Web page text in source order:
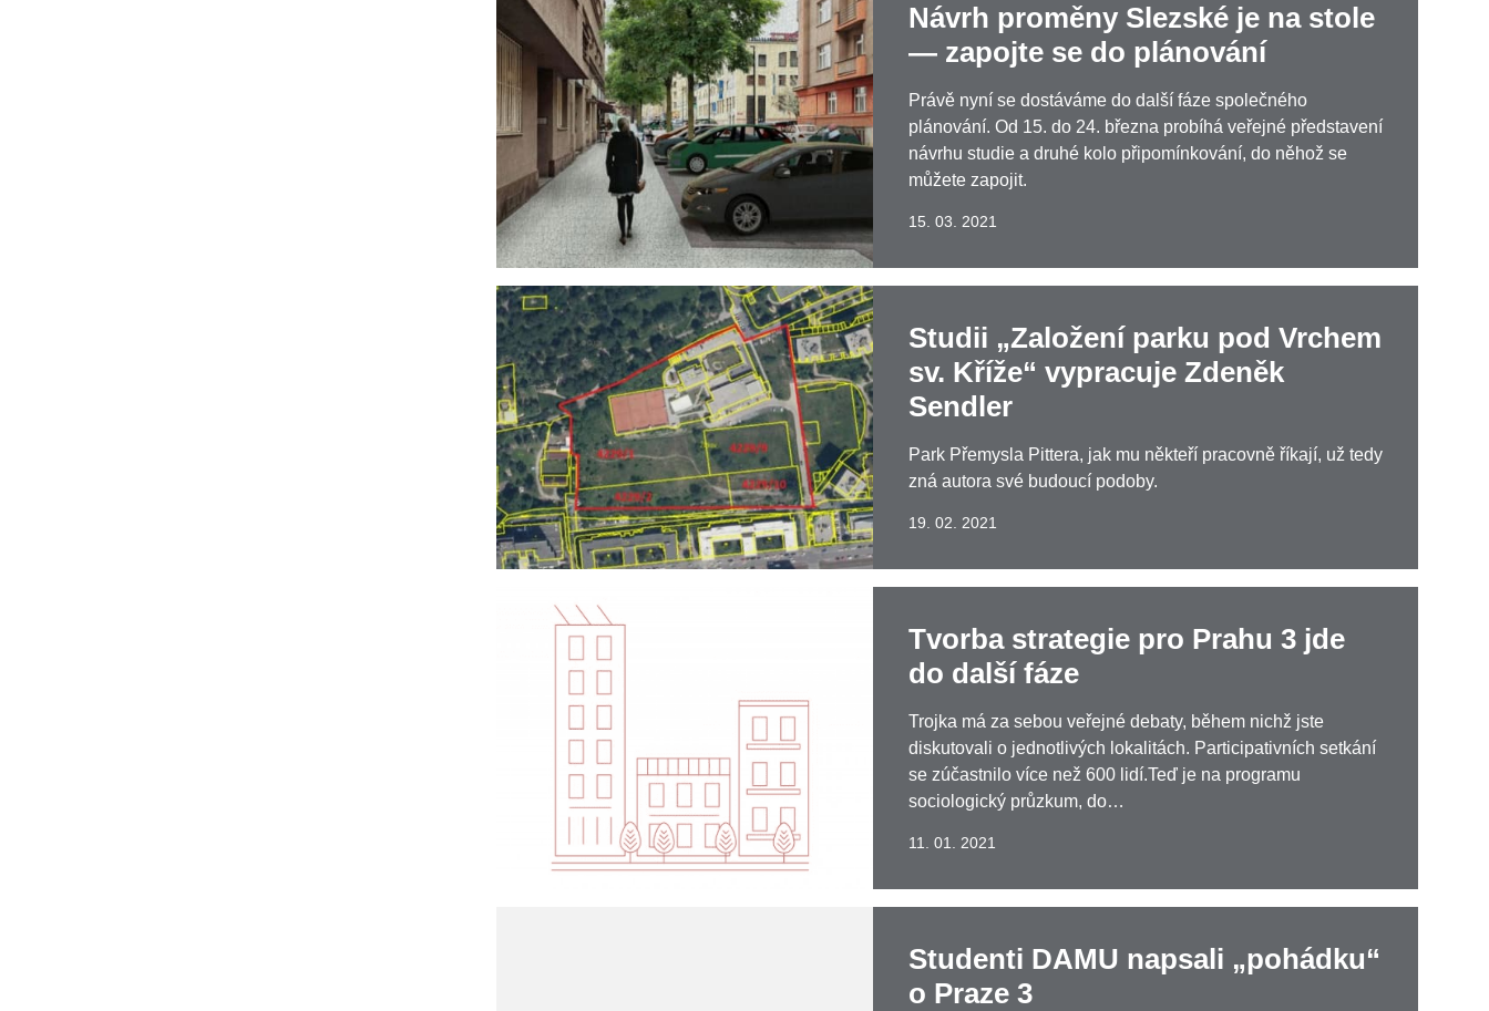
Návrh proměny Slezské je na stole
— zapojte se do plánování
Právě nyní se dostáváme do další fáze společného
plánování. Od 15. do 24. března probíhá veřejné představení
návrhu studie a druhé kolo připomínkování, do něhož se
můžete zapojit.
15. 03. 2021
Studii „Založení parku pod Vrchem
sv. Kříže“ vypracuje Zdeněk
Sendler
Park Přemysla Pittera, jak mu někteří pracovně říkají, už tedy
zná autora své budoucí podoby.
19. 02. 2021
Tvorba strategie pro Prahu 3 jde
do další fáze
Trojka má za sebou veřejné debaty, během nichž jste
diskutovali o jednotlivých lokalitách. Participativních setkání
se zúčastnilo více než 600 lidí.Teď je na programu
sociologický průzkum, do…
11. 01. 2021
Studenti DAMU napsali „pohádku“
o Praze 3